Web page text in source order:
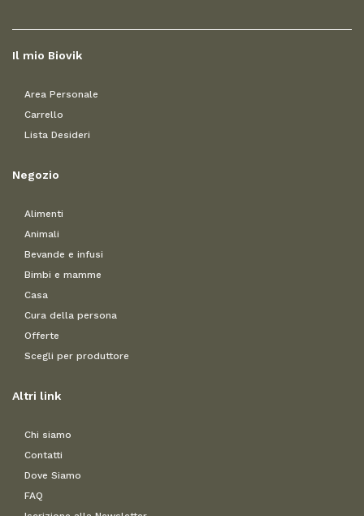
Il mio Biovik
Area Personale
Carrello
Lista Desideri
Negozio
Alimenti
Animali
Bevande e infusi
Bimbi e mamme
Casa
Cura della persona
Offerte
Scegli per produttore
Altri link
Chi siamo
Contatti
Dove Siamo
FAQ